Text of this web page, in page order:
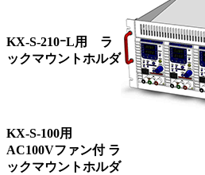
KX-S-210ｰL用 ラ
ックマウントホルダ
KX-S-100用
AC100Vファン付 ラ
ックマウントホルダ